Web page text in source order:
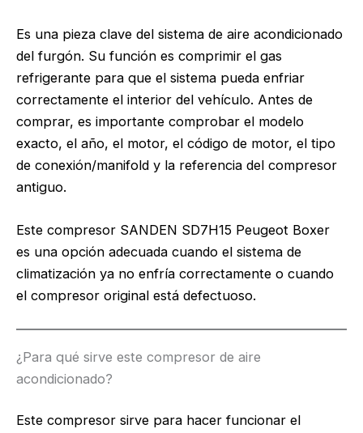
Es una pieza clave del sistema de aire acondicionado
del furgón. Su función es comprimir el gas
refrigerante para que el sistema pueda enfriar
correctamente el interior del vehículo. Antes de
comprar, es importante comprobar el modelo
exacto, el año, el motor, el código de motor, el tipo
de conexión/manifold y la referencia del compresor
antiguo.
Este compresor SANDEN SD7H15 Peugeot Boxer
es una opción adecuada cuando el sistema de
climatización ya no enfría correctamente o cuando
el compresor original está defectuoso.
¿Para qué sirve este compresor de aire
acondicionado?
Este compresor sirve para hacer funcionar el